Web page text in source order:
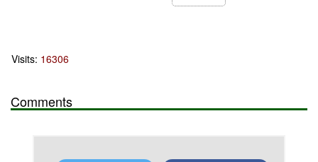
Visits: 16306
Comments